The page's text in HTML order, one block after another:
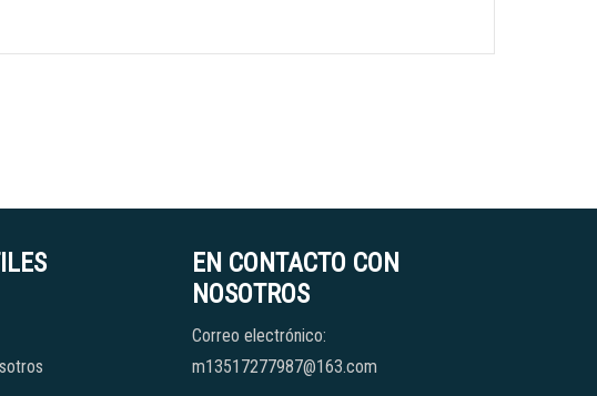
EN CONTACTO CON
NOSOTROS
Correo electrónico:
m13517277987@163.com